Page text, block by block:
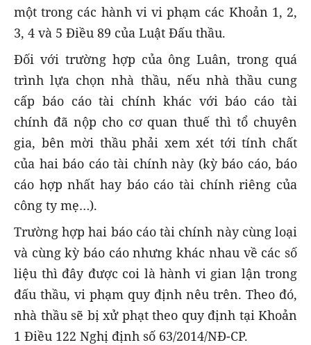
một trong các hành vi vi phạm các Khoản 1, 2,
3, 4 và 5 Điều 89 của Luật Đấu thầu.
Đối với trường hợp của ông Luân, trong quá
trình lựa chọn nhà thầu, nếu nhà thầu cung
cấp báo cáo tài chính khác với báo cáo tài
chính đã nộp cho cơ quan thuế thì tổ chuyên
gia, bên mời thầu phải xem xét tới tính chất
của hai báo cáo tài chính này (kỳ báo cáo, báo
cáo hợp nhất hay báo cáo tài chính riêng của
công ty mẹ…).
Trường hợp hai báo cáo tài chính này cùng loại
và cùng kỳ báo cáo nhưng khác nhau về các số
liệu thì đây được coi là hành vi gian lận trong
đấu thầu, vi phạm quy định nêu trên. Theo đó,
nhà thầu sẽ bị xử phạt theo quy định tại Khoản
1 Điều 122 Nghị định số 63/2014/NĐ-CP.